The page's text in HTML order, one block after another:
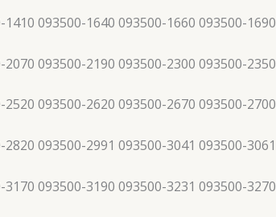
093500-1640 093500-1660 093500-1690
093500-2190 093500-2300 093500-2350
093500-2620 093500-2670 093500-2700
093500-2991 093500-3041 093500-3061
093500-3190 093500-3231 093500-3270